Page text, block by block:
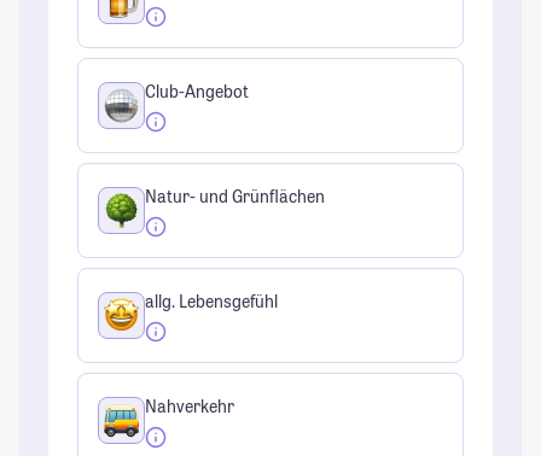
Club-Angebot
Natur- und Grünflächen
allg. Lebensgefühl
Nahverkehr